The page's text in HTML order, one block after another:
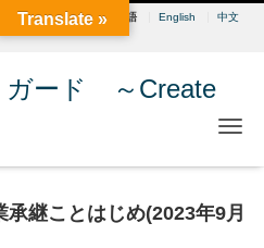
日本語 English
中文
ガード ～Create
継ことはじめ(2023年9月
Translate »